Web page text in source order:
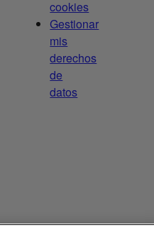
cookies
Gestionar
mis
derechos
de
datos